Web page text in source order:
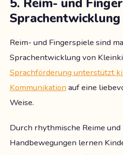
Sprachentwicklung
Reim- und Fingerspiele sind
Sprachentwicklung von
Sprachförderung unterstützt
Kommunikation auf eine
Weise.
Durch rhythmische Reime
Handbewegungen lernen